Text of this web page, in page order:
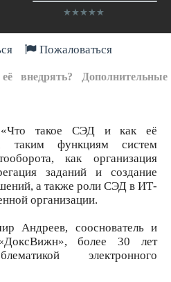
Пожаловаться
Дополнительные
«Что такое СЭД и как её
таким функциям систем
как организация
заданий и создание
а также роли СЭД в ИТ-
организации.
Андреев, сооснователь и
более 30 лет
электронного